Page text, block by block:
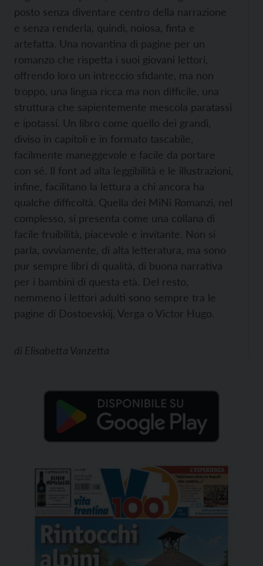
posto senza diventare centro della narrazione
e senza renderla, quindi, noiosa, finta e
artefatta. Una novantina di pagine per un
romanzo che rispetta i suoi giovani lettori,
offrendo loro un intreccio sfidante, ma non
troppo, una lingua ricca ma non difficile, una
struttura che sapientemente mescola paratassi
e ipotassi. Un libro come quello dei grandi,
diviso in capitoli e in formato tascabile,
facilmente maneggevole e facile da portare
con sé. Il font ad alta leggibilità e le illustrazioni,
infine, facilitano la lettura a chi ancora ha
qualche difficoltà. Quella dei MiNi Romanzi, nel
complesso, si presenta come una collana di
facile fruibilità, piacevole e invitante. Non si
parla, ovviamente, di alta letteratura, ma sono
pur sempre libri di qualità, di buona narrativa
per i bambini di questa età. Del resto,
nemmeno i lettori adulti sono sempre tra le
pagine di Dostoevskij, Verga o Victor Hugo.
di Elisabetta Vanzetta